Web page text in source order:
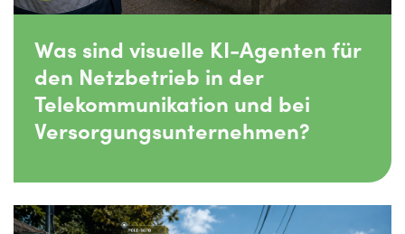
Was sind visuelle KI-Agenten für
den Netzbetrieb in der
Telekommunikation und bei
Versorgungsunternehmen?